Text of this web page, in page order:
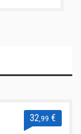
32 ,99 €